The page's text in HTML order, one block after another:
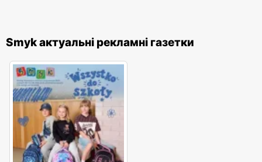
Smyk актуальні рекламні газетки